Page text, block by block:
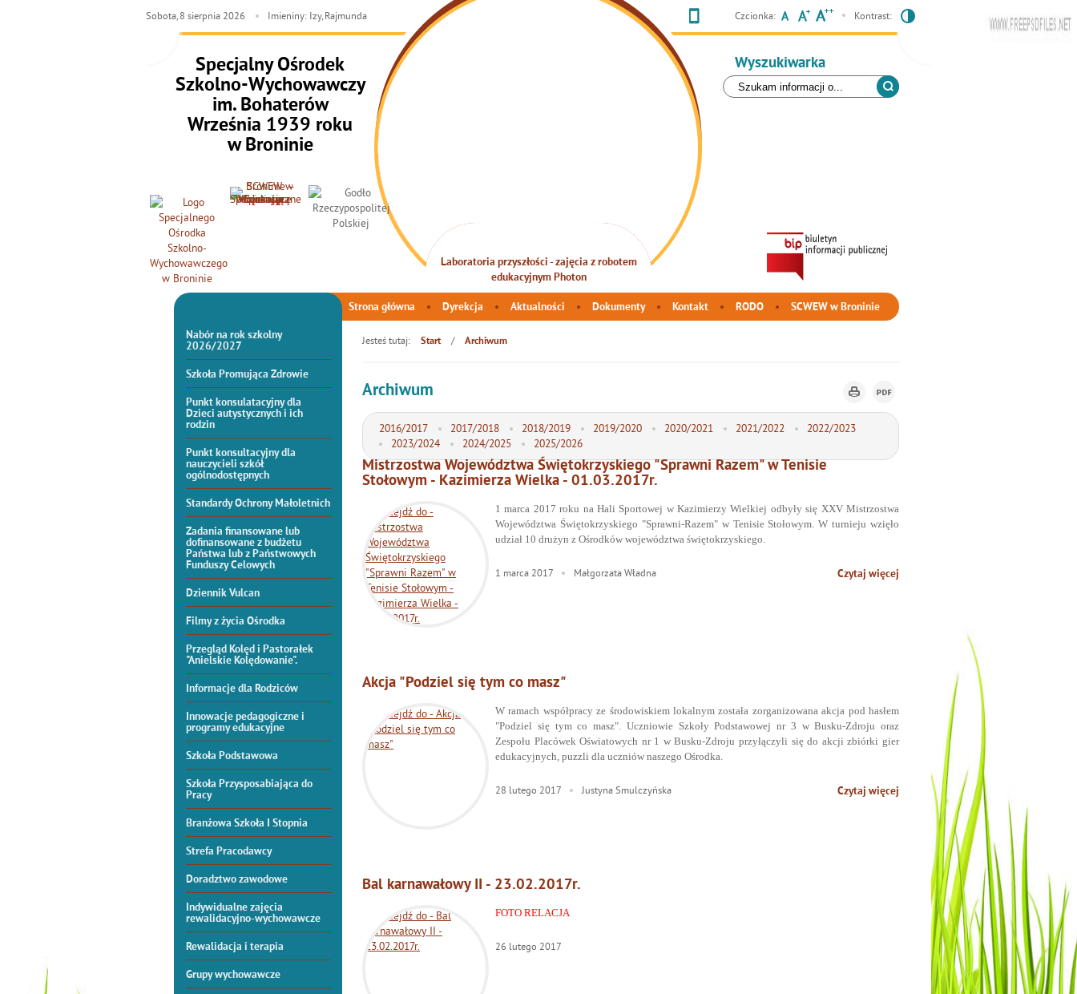
Specjalny Ośrodek
Szkolno-Wychowawczy
im. Bohaterów
Września 1939 roku
w Broninie
Czcionka: Kontrast:
Wyszukiwarka
Sobota, 8 sierpnia 2026 Imieniny: Izy, Rajmunda
Laboratoria przyszłości - zajęcia z robotem
edukacyjnym Photon
INTEGRACJA SENSORYCZNA
Strona główna Dyrekcja Aktualności Dokumenty Kontakt RODO SCWEW w Broninie
Nabór na rok szkolny
2026/2027
Szkoła Promująca Zdrowie
Punkt konsulatacyjny dla
Dzieci autystycznych i ich
rodzin
Punkt konsultacyjny dla
nauczycieli szkół
ogólnodostępnych
Standardy Ochrony Małoletnich
Zadania finansowane lub
dofinansowane z budżetu
Państwa lub z Państwowych
Funduszy Celowych
Dziennik Vulcan
Filmy z życia Ośrodka
Przegląd Kolęd i Pastorałek
"Anielskie Kolędowanie".
Informacje dla Rodziców
Innowacje pedagogiczne i
programy edukacyjne
Szkoła Podstawowa
Szkoła Przysposabiająca do
Pracy
Branżowa Szkoła I Stopnia
Strefa Pracodawcy
Doradztwo zawodowe
Indywidualne zajęcia
rewalidacyjno-wychowawcze
Rewalidacja i terapia
Grupy wychowawcze
Jesteś tutaj: Start / Archiwum
Archiwum
2016/2017 2017/2018 2018/2019 2019/2020 2020/2021 2021/2022
2022/2023
2023/2024
2024/2025 2025/2026
Mistrzostwa Województwa Świętokrzyskiego "Sprawni Razem" w Tenisie
Stołowym - Kazimierza Wielka - 01.03.2017r.
1 marca 2017 roku na Hali Sportowej w Kazimierzy Wielkiej odbyły się XXV Mistrzostwa
Województwa Świętokrzyskiego "Sprawni-Razem" w Tenisie Stołowym.W turnieju wzięło
udział 10 drużyn z Ośrodków województwa świętokrzyskiego.
1 marca 2017 Małgorzata Władna Czytaj więcej
Akcja "Podziel się tym co masz"
W ramach współpracy ze środowiskiem lokalnym została zorganizowana akcja pod hasłem
"Podziel się tym co masz". Uczniowie Szkoły Podstawowej nr 3 w Busku-Zdroju oraz
Zespołu Placówek Oświatowych nr 1 w Busku-Zdroju przyłączyli się do akcji zbiórki gier
edukacyjnych, puzzli dla uczniów naszego Ośrodka.
28 lutego 2017 Justyna Smulczyńska Czytaj więcej
Bal karnawałowy II - 23.02.2017r.
FOTO RELACJA
26 lutego 2017